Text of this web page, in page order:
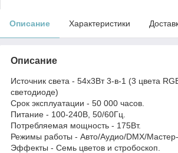
Описание Характеристики
Описание
Источник света - 54х3Вт 3-в-1 (3 цвета
светодиоде)
Срок эксплуатации - 50 000 часов.
Питание - 100-240В, 50/60Гц.
Потребляемая мощность - 175Вт.
Режимы работы - Авто/Аудио/DMX/
Эффекты - Семь цветов и стробоскоп.